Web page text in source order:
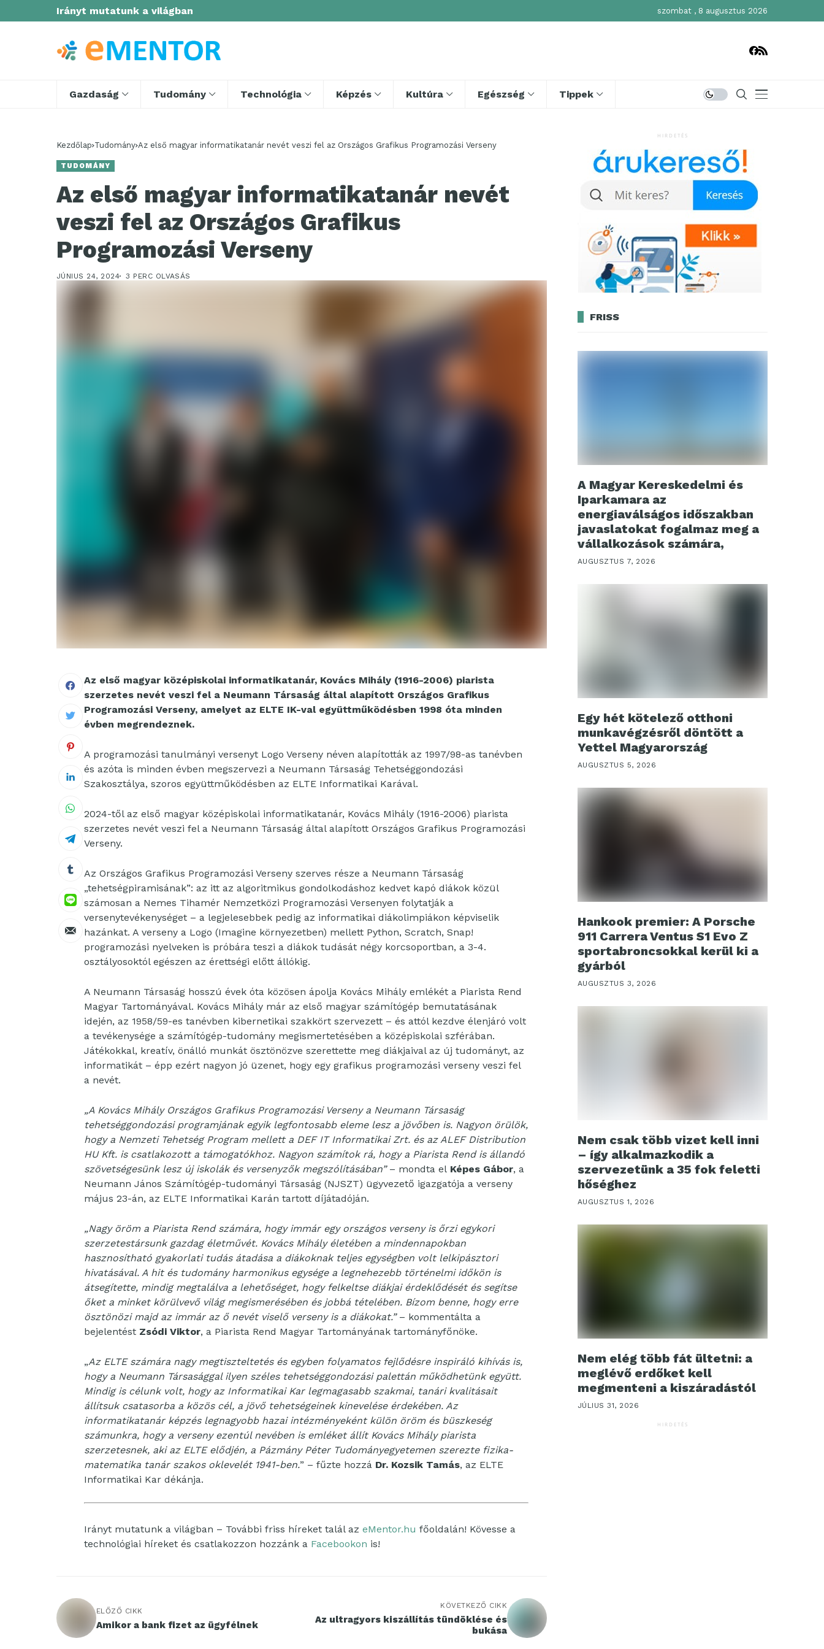
Irányt mutatunk a világban szombat , 8 augusztus 2026
Gazdaság Tudomány Technológia Képzés Kultúra Egészség Tippek
Kezdőlap Tudomány Az első magyar informatikatanár nevét veszi fel az Országos Grafikus Programozási Verseny
TUDOMÁNY
Az első magyar informatikatanár nevét
veszi fel az Országos Grafikus
Programozási Verseny
JÚNIUS 24, 2024 3 PERC OLVASÁS
Az első magyar középiskolai informatikatanár, Kovács Mihály (1916-2006) piarista
szerzetes nevét veszi fel a Neumann Társaság által alapított Országos Grafikus
Programozási Verseny, amelyet az ELTE IK-val együttműködésben 1998 óta minden
évben megrendeznek.
A programozási tanulmányi versenyt Logo Verseny néven alapították az 1997/98-as tanévben
és azóta is minden évben megszervezi a Neumann Társaság Tehetséggondozási
Szakosztálya, szoros együttműködésben az ELTE Informatikai Karával.
2024-től az első magyar középiskolai informatikatanár, Kovács Mihály (1916-2006) piarista
szerzetes nevét veszi fel a Neumann Társaság által alapított Országos Grafikus Programozási
Verseny.
Az Országos Grafikus Programozási Verseny szerves része a Neumann Társaság
„tehetségpiramisának”: az itt az algoritmikus gondolkodáshoz kedvet kapó diákok közül
számosan a Nemes Tihamér Nemzetközi Programozási Versenyen folytatják a
versenytevékenységet – a legjelesebbek pedig az informatikai diákolimpiákon képviselik
hazánkat. A verseny a Logo (Imagine környezetben) mellett Python, Scratch, Snap!
programozási nyelveken is próbára teszi a diákok tudását négy korcsoportban, a 3-4.
osztályosoktól egészen az érettségi előtt állókig.
A Neumann Társaság hosszú évek óta közösen ápolja Kovács Mihály emlékét a Piarista Rend
Magyar Tartományával. Kovács Mihály már az első magyar számítógép bemutatásának
idején, az 1958/59-es tanévben kibernetikai szakkört szervezett – és attól kezdve élenjáró volt
a tevékenysége a számítógép-tudomány megismertetésében a középiskolai szférában.
Játékokkal, kreatív, önálló munkát ösztönözve szerettette meg diákjaival az új tudományt, az
informatikát – épp ezért nagyon jó üzenet, hogy egy grafikus programozási verseny veszi fel
a nevét.
„A Kovács Mihály Országos Grafikus Programozási Verseny a Neumann Társaság
tehetséggondozási programjának egyik legfontosabb eleme lesz a jövőben is. Nagyon örülök,
hogy a Nemzeti Tehetség Program mellett a DEF IT Informatikai Zrt. és az ALEF Distribution
HU Kft. is csatlakozott a támogatókhoz. Nagyon számítok rá, hogy a Piarista Rend is állandó
szövetségesünk lesz új iskolák és versenyzők megszólításában”– mondta el Képes Gábor, a
Neumann János Számítógép-tudományi Társaság (NJSZT) ügyvezető igazgatója a verseny
május 23-án, az ELTE Informatikai Karán tartott díjátadóján.
„Nagy öröm a Piarista Rend számára, hogy immár egy országos verseny is őrzi egykori
szerzetestársunk gazdag életművét. Kovács Mihály életében a mindennapokban
hasznosítható gyakorlati tudás átadása a diákoknak teljes egységben volt lelkipásztori
hivatásával. A hit és tudomány harmonikus egysége a legnehezebb történelmi időkön is
átsegítette, mindig megtalálva a lehetőséget, hogy felkeltse diákjai érdeklődését és segítse
őket a minket körülvevő világ megismerésében és jobbá tételében. Bízom benne, hogy erre
ösztönözi majd az immár az ő nevét viselő verseny is a diákokat.” – kommentálta a
bejelentést Zsódi Viktor, a Piarista Rend Magyar Tartományának tartományfőnöke.
„Az ELTE számára nagy megtiszteltetés és egyben folyamatos fejlődésre inspiráló kihívás is,
hogy a Neumann Társasággal ilyen széles tehetséggondozási palettán működhetünk együtt.
Mindig is célunk volt, hogy az Informatikai Kar legmagasabb szakmai, tanári kvalitásait
állítsuk csatasorba a közös cél, a jövő tehetségeinek kinevelése érdekében. Az
informatikatanár képzés legnagyobb hazai intézményeként külön öröm és büszkeség
számunkra, hogy a verseny ezentúl nevében is emléket állít Kovács Mihály piarista
szerzetesnek, aki az ELTE elődjén, a Pázmány Péter Tudományegyetemen szerezte fizika-
matematika tanár szakos oklevelét 1941-ben.” – fűzte hozzá Dr. Kozsik Tamás, az ELTE
Informatikai Kar dékánja.
Irányt mutatunk a világban – További friss híreket talál az eMentor.hu főoldalán! Kövesse a
technológiai híreket és csatlakozzon hozzánk a Facebookon is!
ELŐZŐ CIKK
Amikor a bank fizet az ügyfélnek
KÖVETKEZŐ CIKK
Az ultragyors kiszállítás tündöklése és
bukása
HIRDETÉS
FRISS
A Magyar Kereskedelmi és
Iparkamara az
energiaválságos időszakban
javaslatokat fogalmaz meg a
vállalkozások számára,
AUGUSZTUS 7, 2026
Egy hét kötelező otthoni
munkavégzésről döntött a
Yettel Magyarország
AUGUSZTUS 5, 2026
Hankook premier: A Porsche
911 Carrera Ventus S1 Evo Z
sportabroncsokkal kerül ki a
gyárból
AUGUSZTUS 3, 2026
Nem csak több vizet kell inni
– így alkalmazkodik a
szervezetünk a 35 fok feletti
hőséghez
AUGUSZTUS 1, 2026
Nem elég több fát ültetni: a
meglévő erdőket kell
megmenteni a kiszáradástól
JÚLIUS 31, 2026
HIRDETÉS